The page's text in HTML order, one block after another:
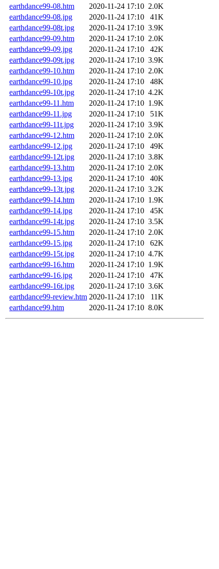
earthdance99-08.htm
2020-11-24 17:10 2.0K
earthdance99-08.jpg
2020-11-24 17:10
41K
earthdance99-08t.jpg
2020-11-24 17:10 3.9K
earthdance99-09.htm
2020-11-24 17:10 2.0K
earthdance99-09.jpg
2020-11-24 17:10
42K
earthdance99-09t.jpg
2020-11-24 17:10 3.9K
earthdance99-10.htm
2020-11-24 17:10 2.0K
earthdance99-10.jpg
2020-11-24 17:10
48K
earthdance99-10t.jpg
2020-11-24 17:10 4.2K
earthdance99-11.htm
2020-11-24 17:10 1.9K
earthdance99-11.jpg
2020-11-24 17:10
51K
earthdance99-11t.jpg
2020-11-24 17:10 3.9K
earthdance99-12.htm
2020-11-24 17:10 2.0K
earthdance99-12.jpg
2020-11-24 17:10
49K
earthdance99-12t.jpg
2020-11-24 17:10 3.8K
earthdance99-13.htm
2020-11-24 17:10 2.0K
earthdance99-13.jpg
2020-11-24 17:10
40K
earthdance99-13t.jpg
2020-11-24 17:10 3.2K
earthdance99-14.htm
2020-11-24 17:10 1.9K
earthdance99-14.jpg
2020-11-24 17:10
45K
earthdance99-14t.jpg
2020-11-24 17:10 3.5K
earthdance99-15.htm
2020-11-24 17:10 2.0K
earthdance99-15.jpg
2020-11-24 17:10
62K
earthdance99-15t.jpg
2020-11-24 17:10 4.7K
earthdance99-16.htm
2020-11-24 17:10 1.9K
earthdance99-16.jpg
2020-11-24 17:10
47K
earthdance99-16t.jpg
2020-11-24 17:10 3.6K
earthdance99-review.htm 2020-11-24 17:10
11K
earthdance99.htm
2020-11-24 17:10 8.0K